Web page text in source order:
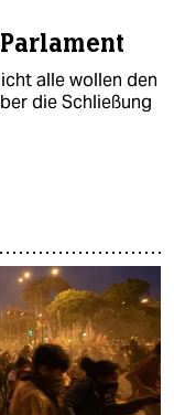
alle wollen den
die Schließung